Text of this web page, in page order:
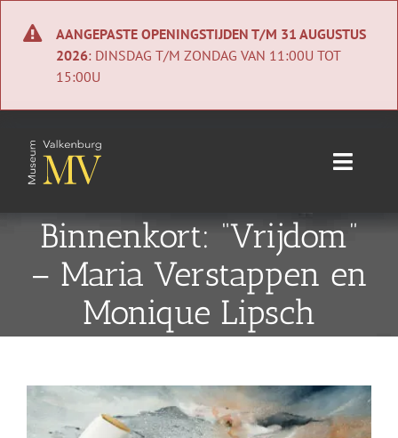
naar
AANGEPASTE OPENINGSTIJDEN T/M 31 AUGUSTUS
2026: DINSDAG T/M ZONDAG VAN 11:00U TOT
15:00U
Toggle
Home
Nieuws
Binnenkort: “Vrijdom”
– Maria Verstappen en
Monique Lipsch
Bekijk